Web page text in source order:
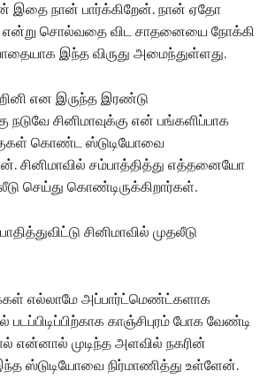
இதை நான் பார்க்கிறேன். நான் ஏதோ
என்று சொல்வதை விட சாதனையை நோக்கி
இந்த விருது அமைந்துள்ளது.
என இருந்த இரண்டு
நடுவே சினிமாவுக்கு என் பங்களிப்பாக
கொண்ட ஸ்டுடியோவை
சினிமாவில் சம்பாத்தித்து எத்தனையோ
செய்து கொண்டிருக்கிறார்கள்.
சினிமாவில் முதலீடு
எல்லாமே அப்பார்ட்மெண்ட்களாக
படப்பிடிப்பிற்காக காஞ்சிபுரம் போக வேண்டி
என்னால் முடிந்த அளவில் நகரின்
ஸ்டுடியோவை நிர்மாணித்து உள்ளேன்.